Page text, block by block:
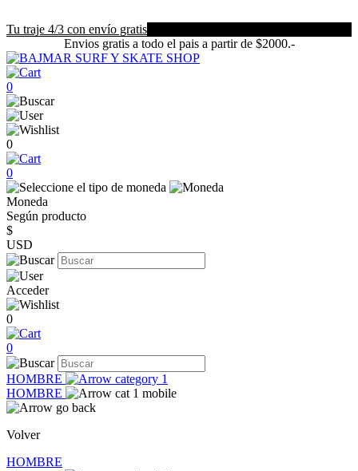
Tu traje 4/3 con envío gratis
Envios gratis a todo el pais a partir de $2000.-
0
0
0
Moneda
Según producto
$
USD
Acceder
0
0
HOMBRE
HOMBRE
Volver
HOMBRE